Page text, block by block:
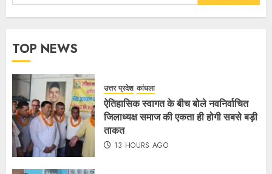
TOP NEWS
उत्तर प्रदेश कांधला
ऐतिहासिक स्वागत के बीच बोले नवनिर्वाचित
जिलाध्यक्ष समाज की एकता ही होगी सबसे बड़ी
ताकत
13 HOURS AGO